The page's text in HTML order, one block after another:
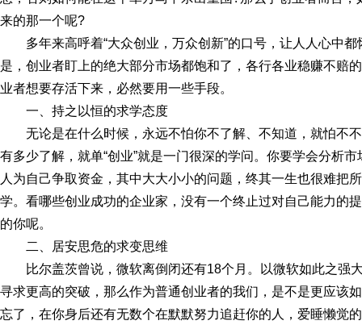
来的那一个呢?
多年来高呼着“大众创业，万众创新”的口号，让人人心中
是，创业者盯上的绝大部分市场都饱和了，各行各业稳赚不赔
业者想要存活下来，必然要用一些手段。
一、持之以恒的求学态度
无论是在什么时候，永远不怕你不了解、不知道，就怕不
有多少了解，就单“创业”就是一门很深的学问。你要学会分析
人为自己争取资金，其中大大小小的问题，终其一生也很难把
学。看哪些创业成功的企业家，没有一个终止过对自己能力的
的你呢。
二、居安思危的求变思维
比尔盖茨曾说，微软离倒闭还有18个月。以微软如此之强
寻求更高的突破，那么作为普通创业者的我们，是不是更应该
忘了，在你身后还有无数个在默默努力追赶你的人，爱睡懒觉